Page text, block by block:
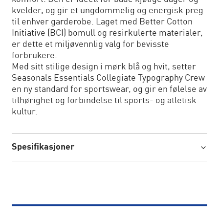
kvelder, og gir et ungdommelig og energisk preg
til enhver garderobe. Laget med Better Cotton
Initiative (BCI) bomull og resirkulerte materialer,
er dette et miljøvennlig valg for bevisste
forbrukere.
Med sitt stilige design i mørk blå og hvit, setter
Seasonals Essentials Collegiate Typography Crew
en ny standard for sportswear, og gir en følelse av
tilhørighet og forbindelse til sports- og atletisk
kultur.
Spesifikasjoner